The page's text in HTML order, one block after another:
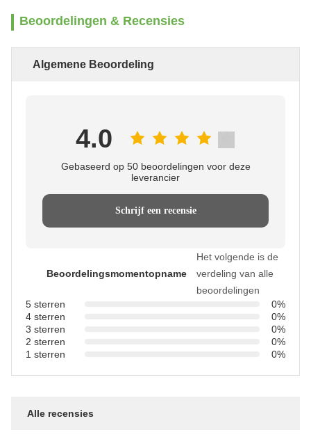
Beoordelingen & Recensies
Algemene Beoordeling
4.0
Gebaseerd op 50 beoordelingen voor deze
leverancier
Schrijf een recensie
Beoordelingsmomentopname
Het volgende is de
verdeling van alle
beoordelingen
5 sterren
0%
4 sterren
0%
3 sterren
0%
2 sterren
0%
1 sterren
0%
Alle recensies